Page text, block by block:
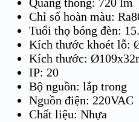
Chỉ số hoàn màu:
Tuổi thọ bóng đèn:
Kích thước khoét lỗ:
Kích thước:
IP: 20
Bộ nguồn: lắp trong
Nguồn điện: 220VAC
Chất liệu: Nhựa